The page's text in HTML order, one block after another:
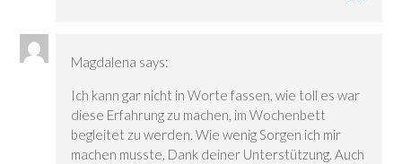
Magdalena says:
Ich kann gar nicht in Worte fassen, wie toll es war
diese Erfahrung zu machen, im Wochenbett
begleitet zu werden. Wie wenig Sorgen ich mir
machen musste, Dank deiner Unterstützung. Auch